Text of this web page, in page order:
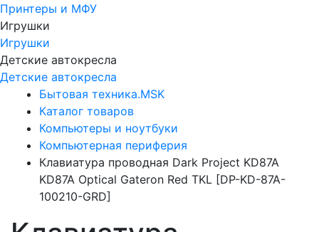
Принтеры и МФУ
Игрушки
Игрушки
Детские автокресла
Детские автокресла
Бытовая техника.MSK
Каталог товаров
Компьютеры и ноутбуки
Компьютерная периферия
Клавиатура проводная Dark Project KD87A
KD87A Optical Gateron Red TKL [DP-KD-87A-
100210-GRD]